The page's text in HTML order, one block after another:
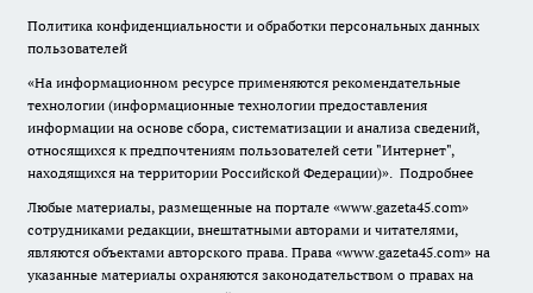
Политика конфиденциальности и обработки персональных данных
пользователей
«На информационном ресурсе применяются рекомендательные
технологии (информационные технологии предоставления
информации на основе сбора, систематизации и анализа сведений,
относящихся к предпочтениям пользователей сети "Интернет",
находящихся на территории Российской Федерации)». Подробнее
Любые материалы, размещенные на портале «www.gazeta45.com»
сотрудниками редакции, внештатными авторами и читателями,
являются объектами авторского права. Права «www.gazeta45.com» на
указанные материалы охраняются законодательством о правах на